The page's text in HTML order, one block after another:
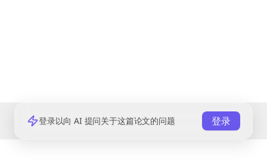
登录以向 AI 提问关于这篇论文的问题 登录